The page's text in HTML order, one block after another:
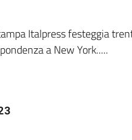
notizia
Italpress festeggia
a New York.....